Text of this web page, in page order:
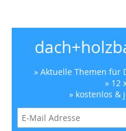
» Aktuelle Themen für
» 12
» kostenlos &